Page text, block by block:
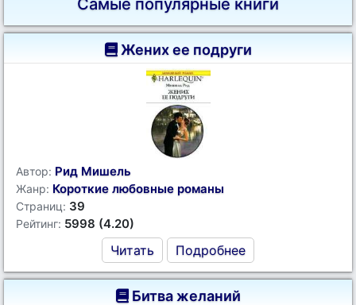
Самые популярные книги
Жених ее подруги
Автор: Рид Мишель
Жанр: Короткие любовные романы
Страниц: 39
Рейтинг: 5998 (4.20)
Читать Подробнее
Битва желаний